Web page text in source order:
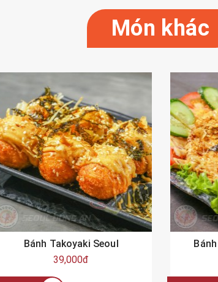
Món khác
Bánh Takoyaki Seoul
39,000đ